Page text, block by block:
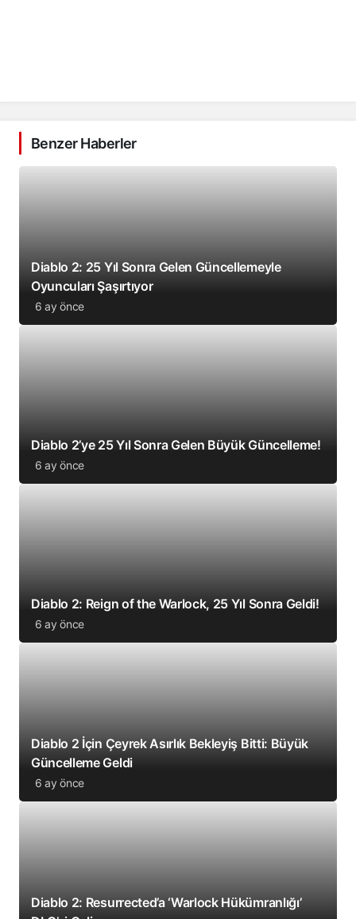
Benzer Haberler
Diablo 2: 25 Yıl Sonra Gelen Güncellemeyle
Oyuncuları Şaşırtıyor
6 ay önce
Diablo 2’ye 25 Yıl Sonra Gelen Büyük Güncelleme!
6 ay önce
Diablo 2: Reign of the Warlock, 25 Yıl Sonra Geldi!
6 ay önce
Diablo 2 İçin Çeyrek Asırlık Bekleyiş Bitti: Büyük
Güncelleme Geldi
6 ay önce
Diablo 2: Resurrected’a ‘Warlock Hükümranlığı’